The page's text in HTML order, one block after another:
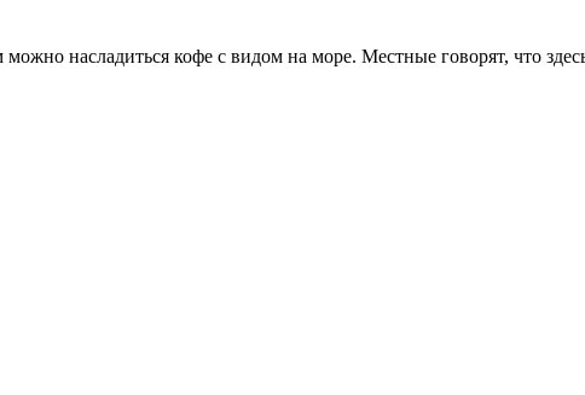
насладиться кофе с видом на море. Местные говорят, что